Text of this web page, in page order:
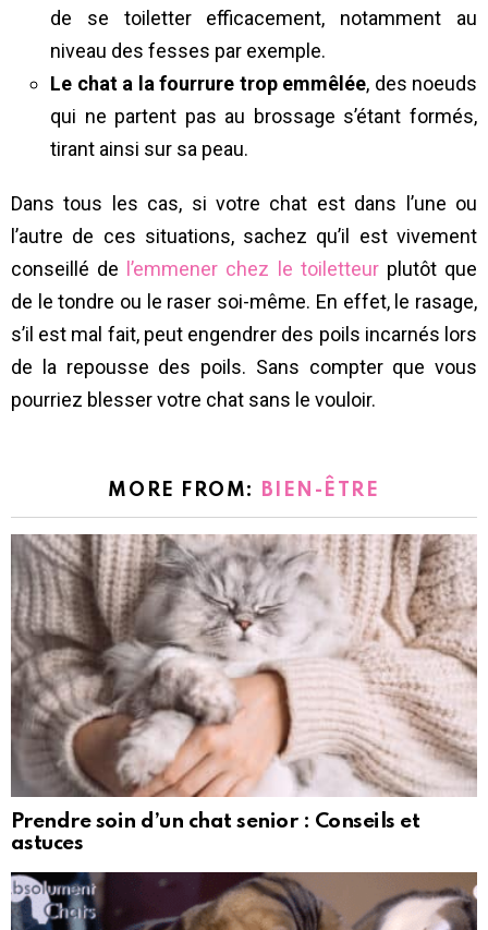
de se toiletter efficacement, notamment au
niveau des fesses par exemple.
Le chat a la fourrure trop emmêlée, des noeuds
qui ne partent pas au brossage s’étant formés,
tirant ainsi sur sa peau.
Dans tous les cas, si votre chat est dans l’une ou
l’autre de ces situations, sachez qu’il est vivement
conseillé de l’emmener chez le toiletteurplutôt que
de le tondre ou le raser soi-même. En effet, le rasage,
s’il est mal fait, peut engendrer des poils incarnés lors
de la repousse des poils. Sans compter que vous
pourriez blesser votre chat sans le vouloir.
MORE FROM: BIEN-ÊTRE
Prendre soin d’un chat senior : Conseils et
astuces